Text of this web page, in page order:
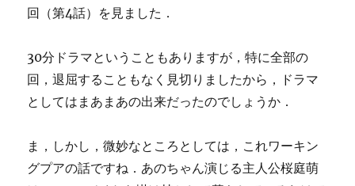
回（第4話）を見ました．
30分ドラマということもありますが，特に全部の
回，退屈することもなく見切りましたから，ドラマ
としてはまあまあの出来だったのでしょうか．
ま，しかし，微妙なところとしては，これワーキン
グプアの話ですね．あのちゃん演じる主人公桜庭萌